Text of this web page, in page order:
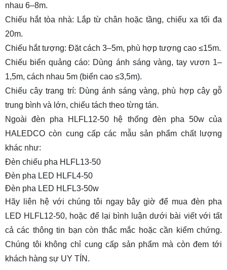
nhau 6–8m.
Chiếu hắt tòa nhà: Lắp từ chân hoặc tầng, chiếu xa tối đa
20m.
Chiếu hắt tượng: Đặt cách 3–5m, phù hợp tượng cao ≤15m.
Chiếu biển quảng cáo: Dùng ánh sáng vàng, tay vươn 1–
1,5m, cách nhau 5m (biển cao ≤3,5m).
Chiếu cây trang trí: Dùng ánh sáng vàng, phù hợp cây gỗ
trung bình và lớn, chiếu tách theo từng tán.
Ngoài đèn pha HLFL12-50 hệ thống đèn pha 50w của
HALEDCO còn cung cấp các mẫu sản phẩm chất lượng
khác như:
Đèn chiếu pha HLFL13-50
Đèn pha LED HLFL4-50
Đèn pha LED HLFL3-50w
Hãy liên hệ với chúng tôi ngay bây giờ để muađèn pha
LED HLFL12-50, hoặc để lại bình luận dưới bài viết với tất
cả các thông tin bạn còn thắc mắc hoặc cần kiểm chứng.
Chúng tôi không chỉ cung cấp sản phẩm mà còn đem tới
khách hàng sự UY TÍN .